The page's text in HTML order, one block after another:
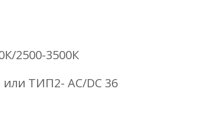
2500-3500К
ТИП2- AC/DC 36